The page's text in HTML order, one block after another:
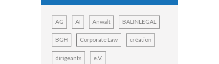
AG AI Anwalt BALINLEGAL
BGH Corporate Law création
dirigeants e.V.